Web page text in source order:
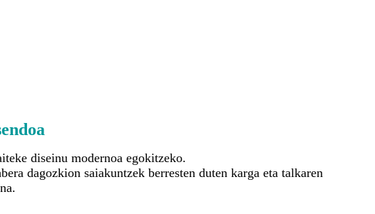
diseinu modernoa egokitzeko.
dagozkion saiakuntzek berresten duten karga eta talkaren